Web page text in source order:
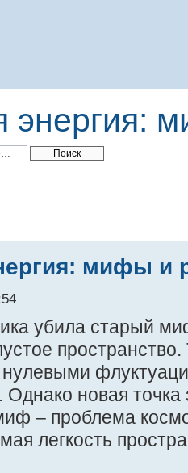
энергия:
мифы и
убила старый
Однако новая
– проблема
легкость